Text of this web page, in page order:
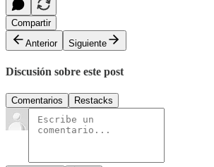
Compartir
Anterior
Siguiente
Discusión sobre este post
Comentarios Restacks